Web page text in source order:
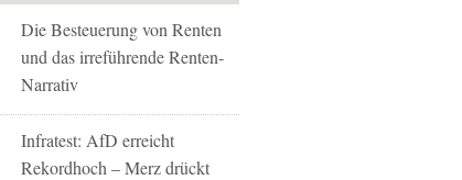
Die Besteuerung von Renten
und das irreführende Renten-
Narrativ
Infratest: AfD erreicht
Rekordhoch – Merz drückt